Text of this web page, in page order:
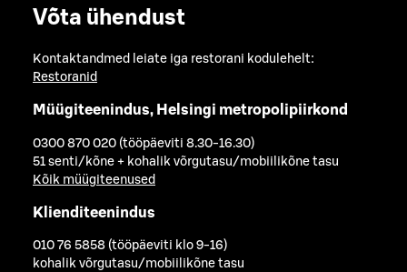
Võta ühendust
Kontaktandmed leiate iga restorani kodulehelt:
Restoranid
Müügiteenindus, Helsingi metropolipiirkond
0300 870 020 (tööpäeviti 8.30-16.30)
51 senti/kõne + kohalik võrgutasu/mobiilikõne tasu
Kõik müügiteenused
Klienditeenindus
010 76 5858 (tööpäeviti klo 9-16)
kohalik võrgutasu/mobiilikõne tasu